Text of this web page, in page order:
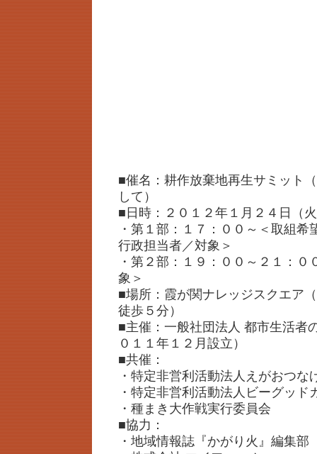
■催名：耕作放棄地再生サミット
して）
■日時：２０１２年１月２４日（
・第１部：１７：００～＜取組希
行政担当者／対象＞
・第２部：１９：００～２１：０
象＞
■場所：霞が関ナレッジスクエア
徒歩５分）
■主催：一般社団法人 都市生活者
０１１年１２月設立）
■共催：
・特定非営利活動法人えがおつな
・特定非営利活動法人ビーグッド
・種まき大作戦実行委員会
■協力：
・地域情報誌『かがり火』編集部